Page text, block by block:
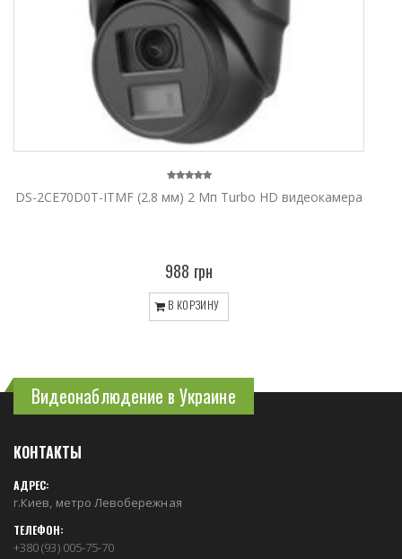
DS-2CE70D0T-ITMF (2.8 мм) 2 Мп Turbo HD видеокамера
988 грн
В КОРЗИНУ
Видеонаблюдение в Украине
КОНТАКТЫ
АДРЕС:
г.Киев, метро Левобережная
ТЕЛЕФОН:
+380 (93) 005-75-70